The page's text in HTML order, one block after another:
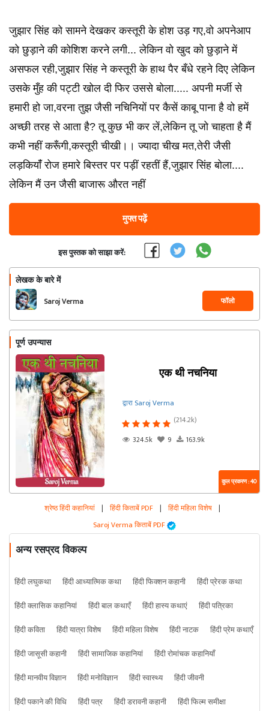
जुझार सिंह को सामने देखकर कस्तूरी के होश उड़ गए,वो अपनेआप
को छुड़ाने की कोशिश करने लगी... लेकिन वो खुद को छुड़ाने में
असफल रही,जुझार सिंह ने कस्तूरी के हाथ पैर बँधे रहने दिए लेकिन
उसके मुँह की पट्टी खोल दी फिर उससे बोला..... अपनी मर्जी से
हमारी हो जा,वरना तुझ जैसी नचिनियों पर कैसें काबू पाना है वो हमें
अच्छी तरह से आता है? तू कुछ भी कर लें,लेकिन तू जो चाहता है मैं
कभी नहीं करूँगी,कस्तूरी चीखी।। ज्यादा चीख मत,तेरी जैसी
लड़कियांँ रोज हमारे बिस्तर पर पड़ीं रहतीं हैं,जुझार सिंह बोला....
लेकिन मैं उन जैसी बाजारू औरत नहीं
मुफ्त पढ़ें
इस पुस्तक को साझा करें:
लेखक के बारे में
Saroj Verma फॉलो
पूर्ण उपन्यास
एक थी नचनिया
द्वारा Saroj Verma
(214.2k)
324.5k
9 163.9k
कुल प्रकरण : 40
श्रेष्ठ हिंदी कहानियां | हिंदी किताबें PDF | हिंदी महिला विशेष |
Saroj Verma किताबें PDF
अन्य रसप्रद विकल्प
हिंदी लघुकथा हिंदी आध्यात्मिक कथा हिंदी फिक्शन कहानी
हिंदी प्रेरक कथा
हिंदी क्लासिक कहानियां
हिंदी बाल कथाएँ हिंदी हास्य कथाएं
हिंदी पत्रिका
हिंदी कविता
हिंदी यात्रा विशेष हिंदी महिला विशेष हिंदी नाटक
हिंदी प्रेम कथाएँ
हिंदी जासूसी कहानी
हिंदी सामाजिक कहानियां
हिंदी रोमांचक कहानियाँ
हिंदी मानवीय विज्ञान
हिंदी मनोविज्ञान हिंदी स्वास्थ्य
हिंदी जीवनी
हिंदी पकाने की विधि
हिंदी पत्र हिंदी डरावनी कहानी हिंदी फिल्म समीक्षा